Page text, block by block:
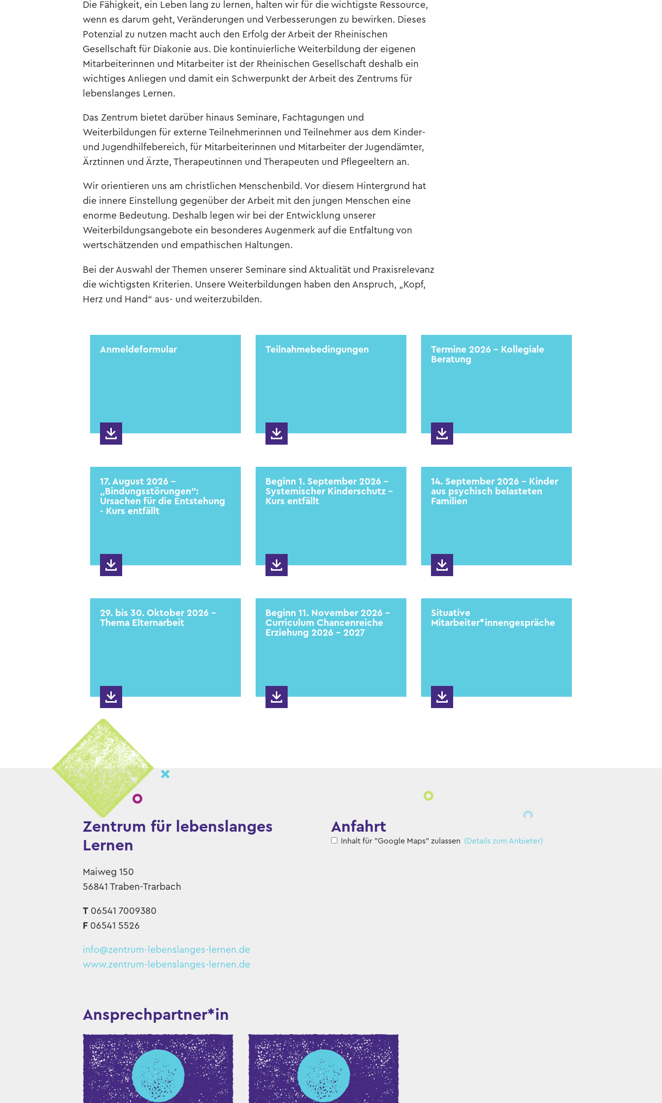
Die Fähigkeit, ein Leben lang zu lernen, halten wir für die wichtigste Ressource,
wenn es darum geht, Veränderungen und Verbesserungen zu bewirken. Dieses
Potenzial zu nutzen macht auch den Erfolg der Arbeit der Rheinischen
Gesellschaft für Diakonie aus. Die kontinuierliche Weiterbildung der eigenen
Mitarbeiterinnen und Mitarbeiter ist der Rheinischen Gesellschaft deshalb ein
wichtiges Anliegen und damit ein Schwerpunkt der Arbeit des Zentrums für
lebenslanges Lernen.
Das Zentrum bietet darüber hinaus Seminare, Fachtagungen und
Weiterbildungen für externe Teilnehmerinnen und Teilnehmer aus dem Kinder-
und Jugendhilfebereich, für Mitarbeiterinnen und Mitarbeiter der Jugendämter,
Ärztinnen und Ärzte, Therapeutinnen und Therapeuten und Pflegeeltern an.
Wir orientieren uns am christlichen Menschenbild. Vor diesem Hintergrund hat
die innere Einstellung gegenüber der Arbeit mit den jungen Menschen eine
enorme Bedeutung. Deshalb legen wir bei der Entwicklung unserer
Weiterbildungsangebote ein besonderes Augenmerk auf die Entfaltung von
wertschätzenden und empathischen Haltungen.
Bei der Auswahl der Themen unserer Seminare sind Aktualität und Praxisrelevanz
die wichtigsten Kriterien. Unsere Weiterbildungen haben den Anspruch, „Kopf,
Herz und Hand“ aus- und weiterzubilden.
Anmeldeformular Teilnahmebedingungen
Termine 2026 - Kollegiale
Beratung
17. August 2026 -
„Bindungsstörungen“:
Ursachen für die Entstehung
- Kurs entfällt
Beginn 1. September 2026 -
Systemischer Kinderschutz -
Kurs entfällt
14. September 2026 - Kinder
aus psychisch belasteten
Familien
29. bis 30. Oktober 2026 -
Thema Elternarbeit
Beginn 11. November 2026 -
Curriculum Chancenreiche
Erziehung 2026 - 2027
Situative
Mitarbeiter*innengespräche
Zentrum für lebenslanges
Lernen
Maiweg 150
56841 Traben-Trarbach
T 06541 7009380
F 06541 5526
info@zentrum-lebenslanges-lernen.de
www.zentrum-lebenslanges-lernen.de
Anfahrt
Inhalt für "Google Maps" zulassen (Details zum Anbieter)
Ansprechpartner*in